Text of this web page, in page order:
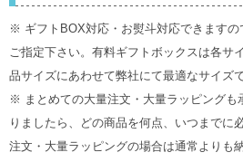
※ ギフトBOX対応・お熨斗対応できますの
ご指定下さい。有料ギフトボックスは各サ
品サイズにあわせて弊社にて最適なサイズ
※ まとめての大量注文・大量ラッピングも
りましたら、どの商品を何点、いつまでに
注文・大量ラッピングの場合は通常よりも